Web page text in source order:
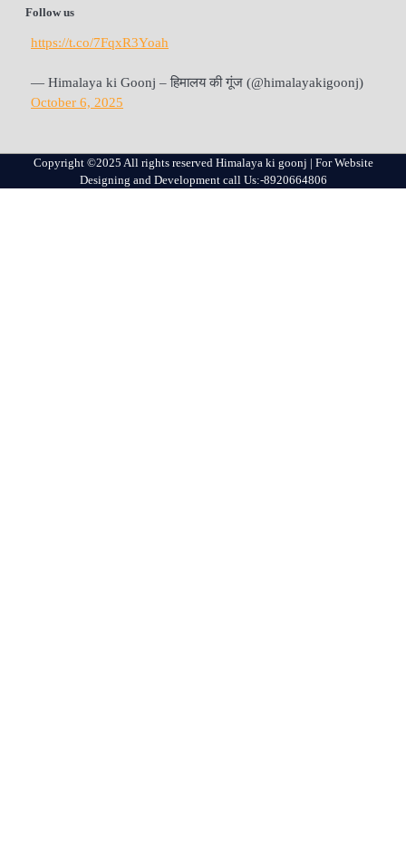
Follow us
https://t.co/7FqxR3Yoah
— Himalaya ki Goonj – हिमालय की गूंज (@himalayakigoonj)
October 6, 2025
Copyright ©2025 All rights reserved Himalaya ki goonj | For Website
Designing and Development call Us:-8920664806